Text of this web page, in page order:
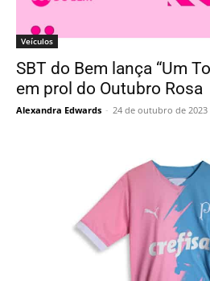
Veículos
SBT do Bem lança “Um
em prol do Outubro Rosa
Alexandra Edwards - 24 de outubro de 2023